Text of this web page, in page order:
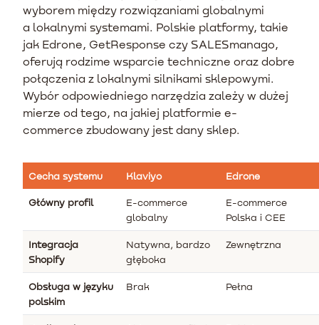
wyborem między rozwiązaniami globalnymi
a lokalnymi systemami. Polskie platformy, takie
jak Edrone, GetResponse czy SALESmanago,
oferują rodzime wsparcie techniczne oraz dobre
połączenia z lokalnymi silnikami sklepowymi.
Wybór odpowiedniego narzędzia zależy w dużej
mierze od tego, na jakiej platformie e-
commerce zbudowany jest dany sklep.
Cecha systemu Klaviyo Edrone
Główny profil
E-commerce
globalny
E-commerce
Polska i CEE
Integracja
Shopify
Natywna, bardzo
głęboka
Zewnętrzna
Obsługa w języku
polskim
Brak Pełna